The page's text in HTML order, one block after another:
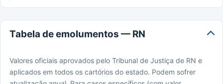
Tabela de emolumentos — RN
Valores oficiais aprovados pelo Tribunal de Justiça de RN e
aplicados em todos os cartórios do estado. Podem sofrer